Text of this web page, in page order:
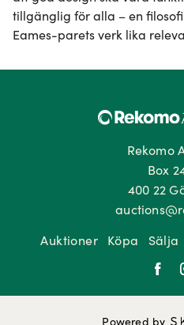
tillgänglig för alla – en
Eames-parets verk lika
Rekomo
Box
400 22
Auktioner
Köpa Sälja
Powered by